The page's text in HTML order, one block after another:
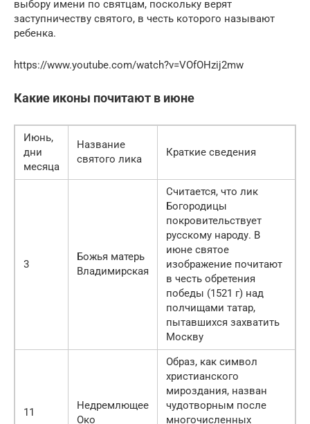
выбору имени по святцам, поскольку верят
заступничеству святого, в честь которого называют
ребенка.
https://www.youtube.com/watch?v=VOfOHzij2mw
Какие иконы почитают в июне
Июнь,
дни
месяца
Название
святого лика
Краткие сведения
3
Божья матерь
Владимирская
Считается, что лик
Богородицы
покровительствует
русскому народу. В
июне святое
изображение почитают
в честь обретения
победы (1521 г) над
полчищами татар,
пытавшихся захватить
Москву
11
Недремлющее
Око
Образ, как символ
христианского
мироздания, назван
чудотворным после
многочисленных